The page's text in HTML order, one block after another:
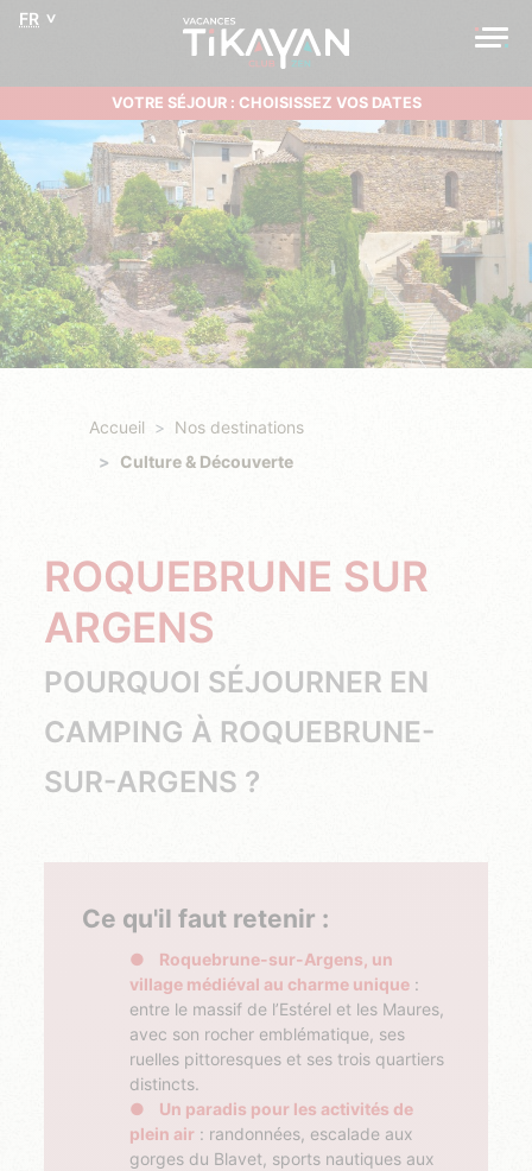
FR
VOTRE SÉJOUR : CHOISISSEZ VOS DATES
Accueil
Nos destinations
Culture & Découverte
ROQUEBRUNE SUR
ARGENS
POURQUOI SÉJOURNER EN
CAMPING À ROQUEBRUNE-
SUR-ARGENS ?
Ce qu'il faut retenir :
Roquebrune-sur-Argens, un
village médiéval au charme unique :
entre le massif de l’Estérel et les Maures,
avec son rocher emblématique, ses
ruelles pittoresques et ses trois quartiers
distincts.
Un paradis pour les activités de
plein air : randonnées, escalade aux
gorges du Blavet, sports nautiques aux